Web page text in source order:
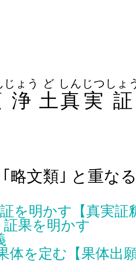
浄
じょう
土
ど
真実
しんじつ
証
しょ
略文類｣ と重な
を明かす【真実証
果を明かす
体を定む【果体出